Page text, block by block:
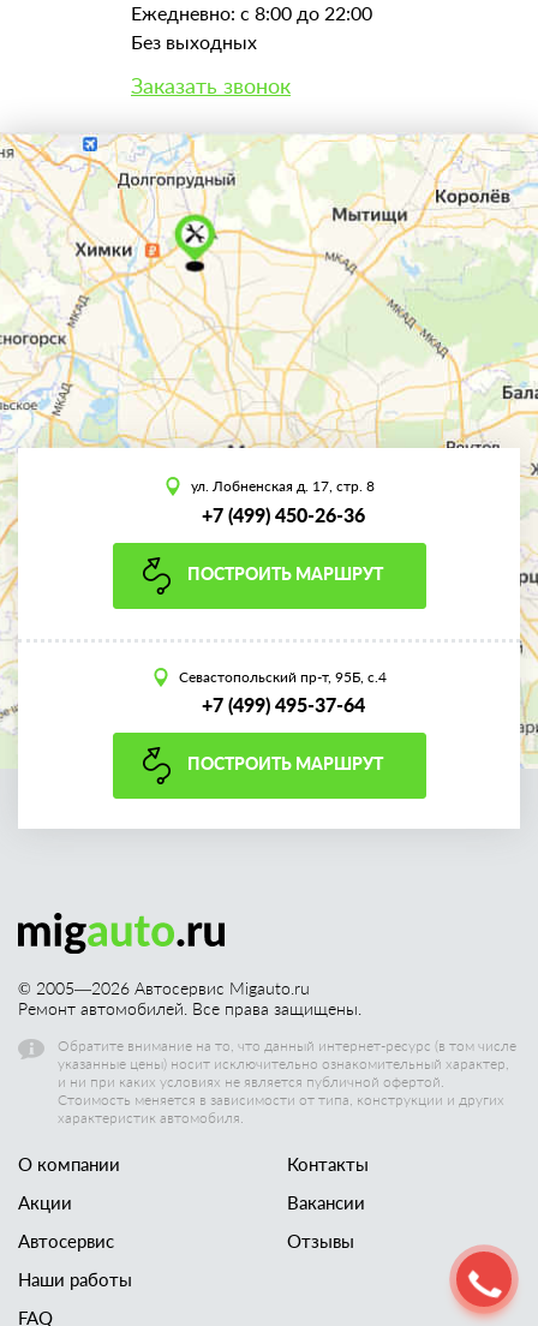
Ежедневно: с 8:00 до 22:00
Без выходных
Заказать звонок
ул. Лобненская д. 17, стр. 8
+7 (499) 450-26-36
ПОСТРОИТЬ МАРШРУТ
Севастопольский пр-т, 95Б, с.4
+7 (499) 495-37-64
ПОСТРОИТЬ МАРШРУТ
© 2005—2026 Автосервис Migauto.ru
Ремонт автомобилей. Все права защищены.
Обратите внимание на то, что данный интернет-ресурс (в том числе
указанные цены) носит исключительно ознакомительный характер,
и ни при каких условиях не является публичной офертой.
Стоимость меняется в зависимости от типа, конструкции и других
характеристик автомобиля.
О компании
Акции
Автосервис
Наши работы
Контакты
Вакансии
Отзывы
FAQ